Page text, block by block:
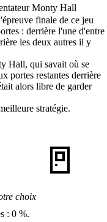
Monty Hall
finale de ce jeu
: derrière l'une d'entre
les deux autres il y
Hall, qui savait où se
portes restantes derrière
alors libre de garder
stratégie.
🚪
choix
: 0 %.